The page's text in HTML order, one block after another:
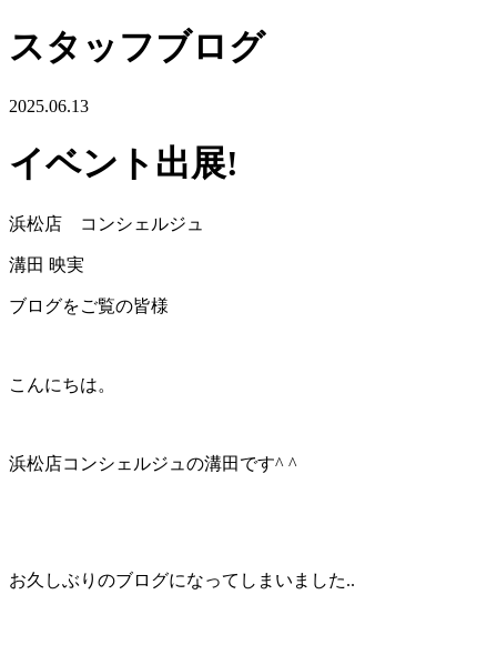
スタッフブログ
2025.06.13
イベント出展!
浜松店 コンシェルジュ
溝田 映実
ブログをご覧の皆様
こんにちは。
浜松店コンシェルジュの溝田です^ ^
お久しぶりのブログになってしまいました..